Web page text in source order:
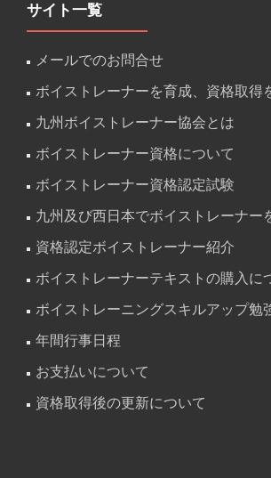
サイト一覧
メールでのお問合せ
ボイストレーナーを育成、資格取得
九州ボイストレーナー協会とは
ボイストレーナー資格について
ボイストレーナー資格認定試験
九州及び西日本でボイストレーナー
資格認定ボイストレーナー紹介
ボイストレーナーテキストの購入に
ボイストレーニングスキルアップ勉
年間行事日程
お支払いについて
資格取得後の更新について